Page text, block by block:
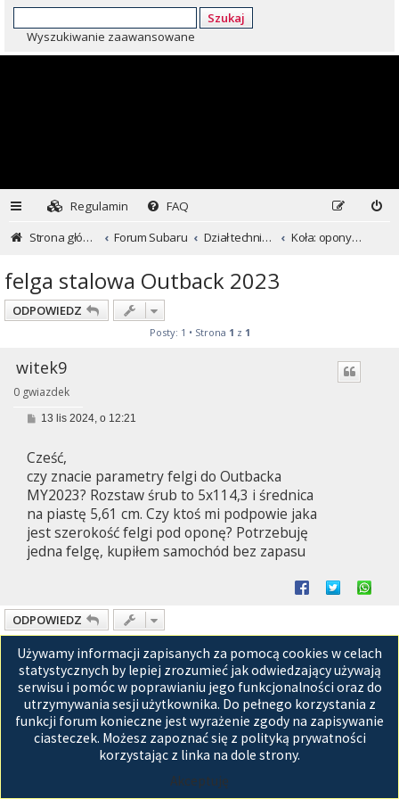
Szukaj
Wyszukiwanie zaawansowane
Regulamin
FAQ
Strona główna
Forum Subaru Dział techniczny ...czyli dla kochających inaczej Koła: opony i felgi
felga stalowa Outback 2023
ODPOWIEDZ
Posty: 1 • Strona 1 z 1
witek9
0 gwiazdek
P
t
13 lis 2024, o 12:21
Cześć,
czy znacie parametry felgi do Outbacka
MY2023? Rozstaw śrub to 5x114,3 i średnica
na piastę 5,61 cm. Czy ktoś mi podpowie jaka
jest szerokość felgi pod oponę? Potrzebuję
jedna felgę, kupiłem samochód bez zapasu
ODPOWIEDZ
Przejdź do
Używamy informacji zapisanych za pomocą cookies w celach
statystycznych by lepiej zrozumieć jak odwiedzający używają
serwisu i pomóc w poprawianiu jego funkcjonalności oraz do
utrzymywania sesji użytkownika. Do pełnego korzystania z
funkcji forum konieczne jest wyrażenie zgody na zapisywanie
ciasteczek. Możesz zapoznać się z polityką prywatności
korzystając z linka na dole strony.
Akceptuję
Strona główna
Technologię dostarczaphpBB® Forum Software © phpBB Limited
Polski pakiet językowy dostarczaphpBB.pl